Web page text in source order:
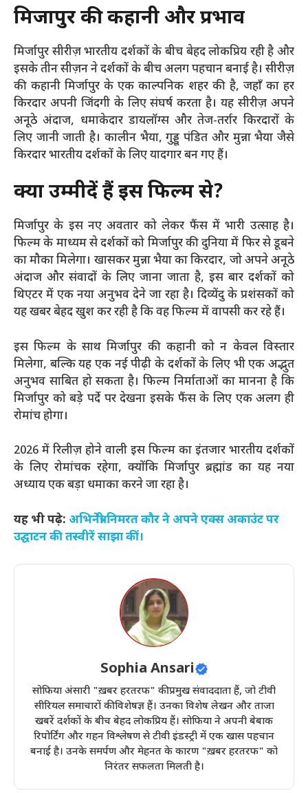
मिर्जापुर की कहानी और प्रभाव
मिर्जापुर सीरीज़ भारतीय दर्शकों के बीच बेहद लोकप्रिय रही है और
इसके तीन सीज़न ने दर्शकों के बीच अलग पहचान बनाई है। सीरीज़
की कहानी मिर्जापुर के एक काल्पनिक शहर की है, जहाँ का हर
किरदार अपनी जिंदगी के लिए संघर्ष करता है। यह सीरीज़ अपने
अनूठे अंदाज, धमाकेदार डायलॉग्स और तेज-तर्रार किरदारों के
लिए जानी जाती है। कालीन भैया, गुड्डू पंडित और मुन्ना भैया जैसे
किरदार भारतीय दर्शकों के लिए यादगार बन गए हैं।
क्या उम्मीदें हैं इस फिल्म से?
मिर्जापुर के इस नए अवतार को लेकर फैंस में भारी उत्साह है।
फिल्म के माध्यम से दर्शकों को मिर्जापुर की दुनिया में फिर से डूबने
का मौका मिलेगा। खासकर मुन्ना भैया का किरदार, जो अपने अनूठे
अंदाज और संवादों के लिए जाना जाता है, इस बार दर्शकों को
थिएटर में एक नया अनुभव देने जा रहा है। दिव्येंदु के प्रशंसकों को
यह खबर बेहद खुश कर रही है कि वह फिल्म में वापसी कर रहे हैं।
इस फिल्म के साथ मिर्जापुर की कहानी को न केवल विस्तार
मिलेगा, बल्कि यह एक नई पीढ़ी के दर्शकों के लिए भी एक अद्भुत
अनुभव साबित हो सकता है। फिल्म निर्माताओं का मानना है कि
मिर्जापुर को बड़े पर्दे पर देखना इसके फैंस के लिए एक अलग ही
रोमांच होगा।
2026 में रिलीज़ होने वाली इस फिल्म का इंतजार भारतीय दर्शकों
के लिए रोमांचक रहेगा, क्योंकि मिर्जापुर ब्रह्मांड का यह नया
अध्याय एक बड़ा धमाका करने जा रहा है।
यह भी पढ़े: अभिनेत्री निमरत कौर ने अपने एक्स अकाउंट पर
उद्घाटन की तस्वीरें साझा कीं।
Sophia Ansari
सोफिया अंसारी "ख़बर हरतरफ" की प्रमुख संवाददाता हैं, जो टीवी
सीरियल समाचारों की विशेषज्ञ हैं। उनका विशेष लेखन और ताजा
खबरें दर्शकों के बीच बेहद लोकप्रिय हैं। सोफिया ने अपनी बेबाक
रिपोर्टिंग और गहन विश्लेषण से टीवी इंडस्ट्री में एक खास पहचान
बनाई है। उनके समर्पण और मेहनत के कारण "ख़बर हरतरफ" को
निरंतर सफलता मिलती है।